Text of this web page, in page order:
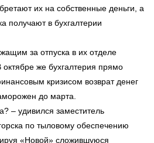
их на собственные деньги, а
получают в бухгалтерии
за отпуска в их отделе
октябре же бухгалтерия прямо
кризисом возврат денег
до марта.
– удивился заместитель
по тыловому обеспечению
«Новой» сложившуюся